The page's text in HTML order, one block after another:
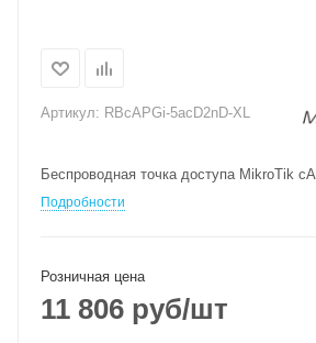
Артикул: RBcAPGi-5acD2nD-XL
Беспроводная точка доступа MikroTik
Подробности
Розничная цена
11 806 руб/шт